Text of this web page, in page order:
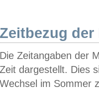
Zeitbezug der
Die Zeitangaben der
Zeit dargestellt. Dies
Wechsel im Sommer